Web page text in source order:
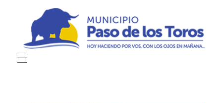
Municipio de Paso de los Toros
Hoy haciendo para vos, con los ojos en mañana